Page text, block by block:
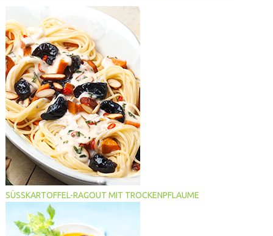
SÜSSKARTOFFEL-RAGOUT MIT TROCKENPFLAUME